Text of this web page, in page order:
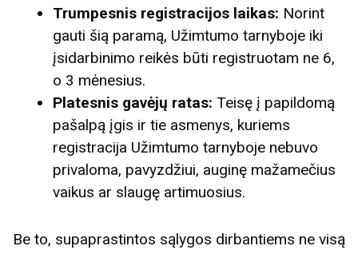
Trumpesnis registracijos laikas: Norint
gauti šią paramą, Užimtumo tarnyboje iki
įsidarbinimo reikės būti registruotam ne 6,
o 3 mėnesius.
Platesnis gavėjų ratas: Teisę į papildomą
pašalpą įgis ir tie asmenys, kuriems
registracija Užimtumo tarnyboje nebuvo
privaloma, pavyzdžiui, auginę mažamečius
vaikus ar slaugę artimuosius.
Be to, supaprastintos sąlygos dirbantiems ne visą